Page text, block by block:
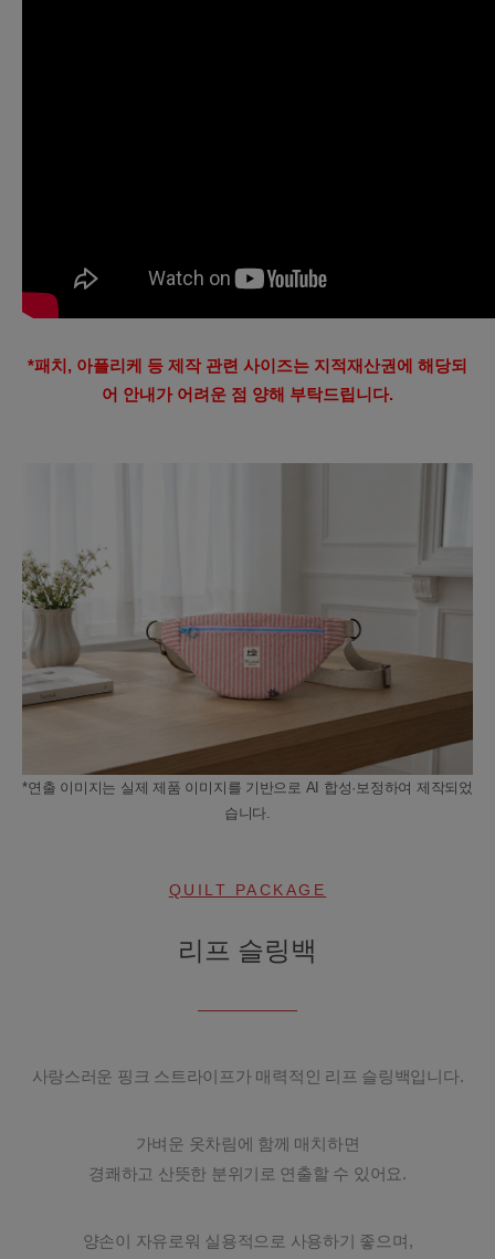
*패치, 아플리케 등 제작 관련 사이즈는 지적재산권에 해당되
어 안내가 어려운 점 양해 부탁드립니다.
*연출 이미지는 실제 제품 이미지를 기반으로 AI 합성·보정하여 제작되었
습니다.
QUILT PACKAGE
리프 슬링백
사랑스러운 핑크 스트라이프가 매력적인 리프 슬링백입니다.
가벼운 옷차림에 함께 매치하면
경쾌하고 산뜻한 분위기로 연출할 수 있어요.
양손이 자유로워 실용적으로 사용하기 좋으며,